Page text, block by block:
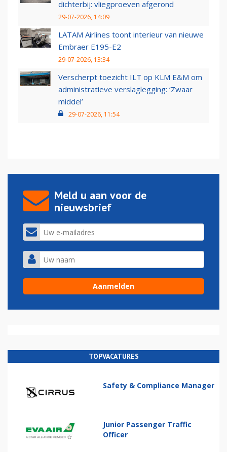
dichterbij: vliegproeven afgerond
29-07-2026, 14:09
LATAM Airlines toont interieur van nieuwe
Embraer E195-E2
29-07-2026, 13:34
Verscherpt toezicht ILT op KLM E&M om
administratieve verslaglegging: ‘Zwaar
middel’
29-07-2026, 11:54
Meld u aan voor de
nieuwsbrief
TOPVACATURES
Safety & Compliance Manager
Junior Passenger Traffic
Officer